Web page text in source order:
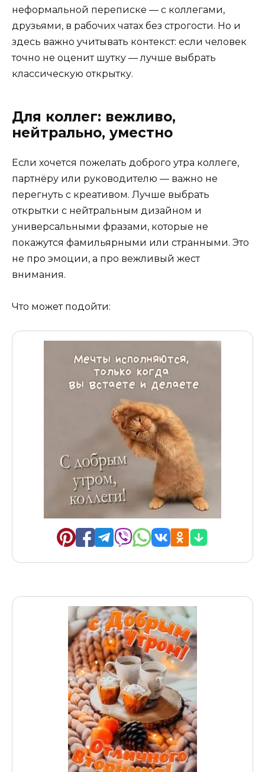
неформальной переписке — с коллегами,
друзьями, в рабочих чатах без строгости. Но и
здесь важно учитывать контекст: если человек
точно не оценит шутку — лучше выбрать
классическую открытку.
Для коллег: вежливо,
нейтрально, уместно
Если хочется пожелать доброго утра коллеге,
партнёру или руководителю — важно не
перегнуть с креативом. Лучше выбрать
открытки с нейтральным дизайном и
универсальными фразами, которые не
покажутся фамильярными или странными. Это
не про эмоции, а про вежливый жест
внимания.
Что может подойти: